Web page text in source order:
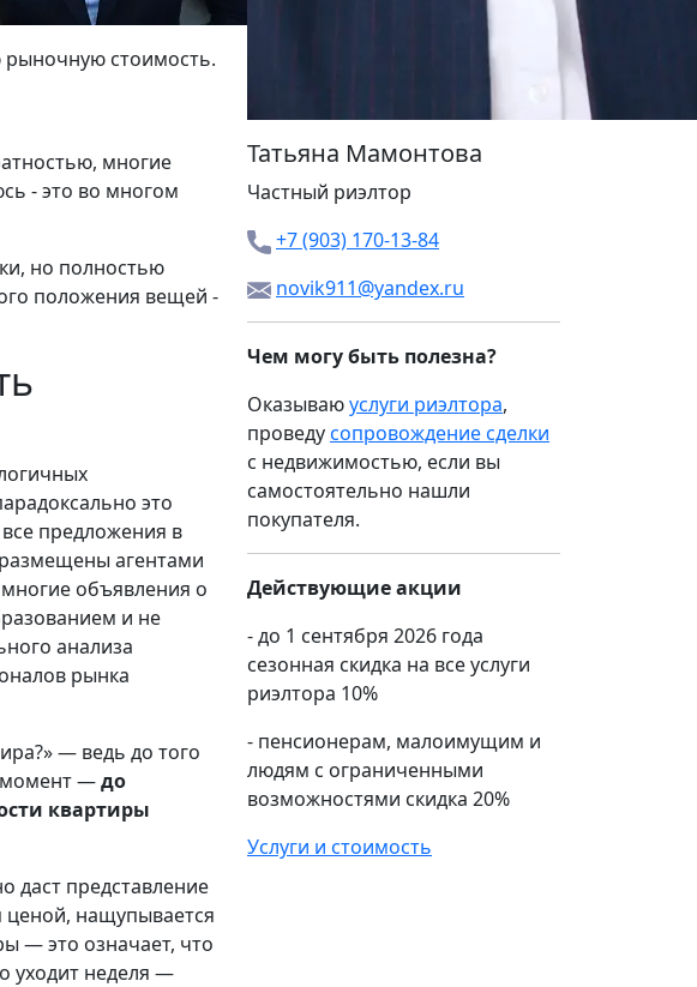
рыночную стоимость.
многие
- это во многом
но полностью
положения вещей -
это
предложения в
агентами
объявления о
и не
анализа
рынка
— ведь до того
момент —до
квартиры
даст представление
ценой, нащупывается
— это означает, что
уходит неделя —
Татьяна Мамонтова
Частный риэлтор
+7 (903) 170-13-84
novik911@yandex.ru
Чем могу быть полезна?
Оказываюуслуги риэлтора,
проведусопровождение сделки
с недвижимостью, если вы
самостоятельно нашли
покупателя.
Действующие акции
- до 1 сентября 2026 года
сезонная скидка на все услуги
риэлтора 10%
- пенсионерам, малоимущим и
людям с ограниченными
возможностями скидка 20%
Услуги и стоимость